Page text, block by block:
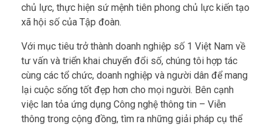
chủ lực, thực hiện sứ mệnh tiên phong chủ lực kiến tạo
xã hội số của Tập đoàn.
Với mục tiêu trở thành doanh nghiệp số 1 Việt Nam về
tư vấn và triển khai chuyển đổi số, chúng tôi hợp tác
cùng các tổ chức, doanh nghiệp và người dân để mang
lại cuộc sống tốt đẹp hơn cho mọi người. Bên cạnh
việc lan tỏa ứng dụng Công nghệ thông tin – Viễn
thông trong cộng đồng, tìm ra những giải pháp cụ thể